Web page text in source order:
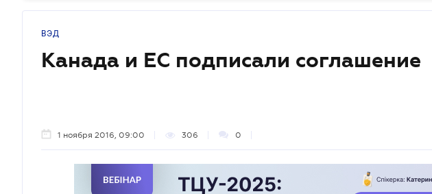
ВЭД
Канада и ЕС подписали соглашение
1 ноября 2016, 09:00 306 0